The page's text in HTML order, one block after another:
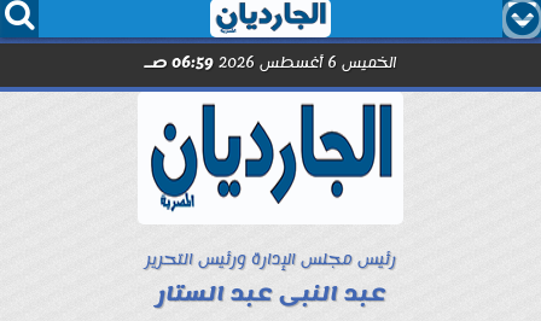
  
الخميس 6 أغسطس 2026 06:59 صـ
رئيس مجلس الإدارة ورئيس التحرير
عبد النبى عبد الستار